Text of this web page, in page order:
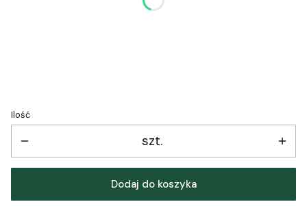
Ilość
szt.
Dodaj do koszyka